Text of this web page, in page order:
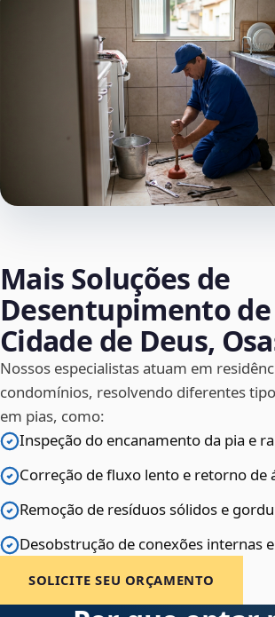
Mais Soluções de
Desentupimento de
Cidade de Deus,
Nossos especialistas atuam em
condomínios, resolvendo diferentes
em pias, como:
Inspeção do encanamento da pia e
Correção de fluxo lento e retorno de
Remoção de resíduos sólidos e
Desobstrução de conexões internas
SOLICITE SEU ORÇAMENTO